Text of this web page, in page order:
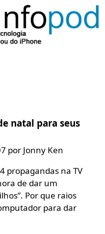
natal para seus
por Jonny Ken
propagandas na TV
de dar um
Por que raios
para dar